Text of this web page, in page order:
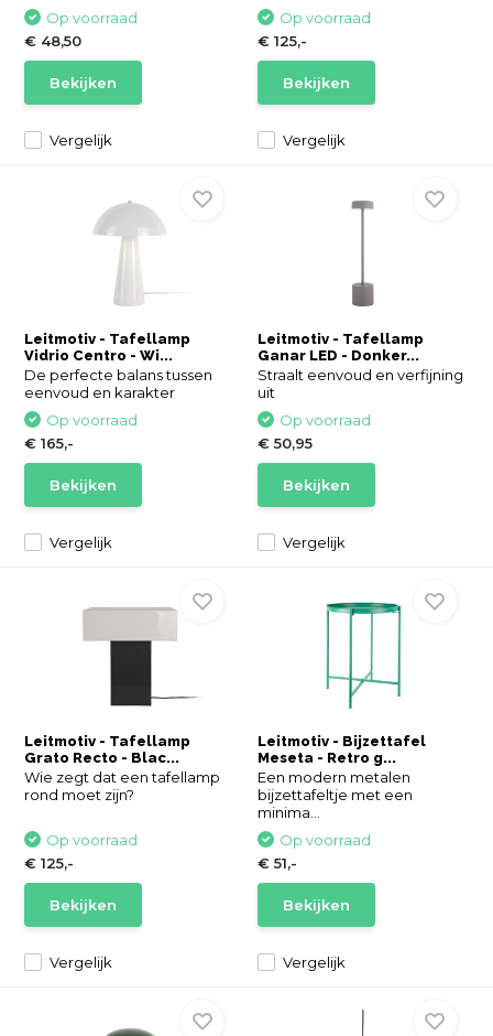
Vergelijk
Op voorraad
€ 48,50
Bekijken
Vergelijk
Op voorraad
€ 125,-
Bekijken
Leitmotiv - Tafellamp
Vidrio Centro - Wi...
De perfecte balans tussen
eenvoud en karakter
Vergelijk
Op voorraad
€ 165,-
Bekijken
Leitmotiv - Tafellamp
Ganar LED - Donker...
Straalt eenvoud en verfijning
uit
Vergelijk
Op voorraad
€ 50,95
Bekijken
Leitmotiv - Tafellamp
Grato Recto - Blac...
Wie zegt dat een tafellamp
rond moet zijn?
Vergelijk
Op voorraad
€ 125,-
Bekijken
Leitmotiv - Bijzettafel
Meseta - Retro g...
Een modern metalen
bijzettafeltje met een
minima...
Vergelijk
Op voorraad
€ 51,-
Bekijken